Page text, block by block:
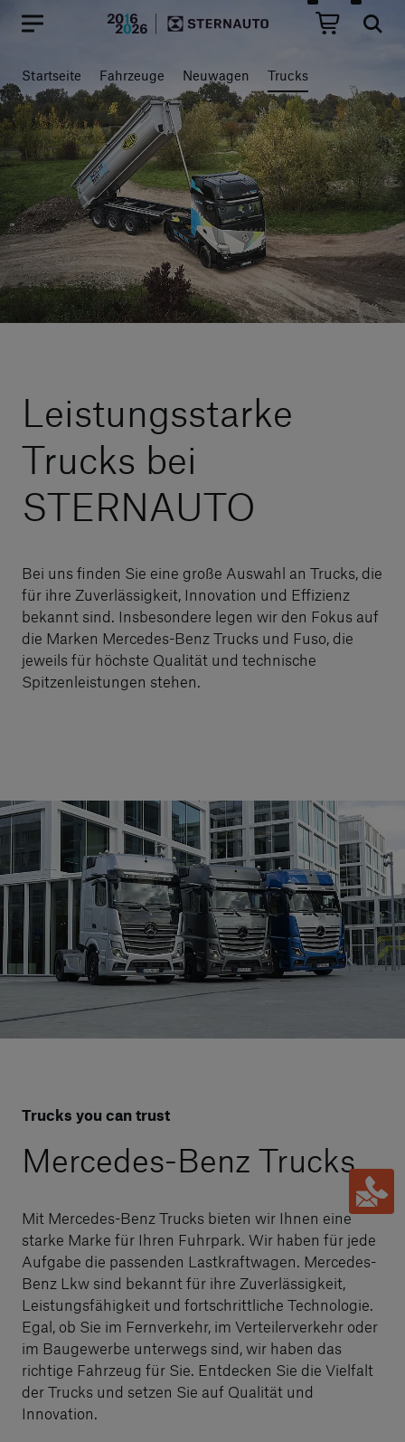
Hauptregion der Seite
Startseite Fahrzeuge Neuwagen Trucks
Leistungsstarke
Trucks bei
STERNAUTO
Bei uns finden Sie eine große Auswahl an Trucks, die
für ihre Zuverlässigkeit, Innovation und Effizienz
bekannt sind. Insbesondere legen wir den Fokus auf
die Marken Mercedes-Benz Trucks und Fuso, die
jeweils für höchste Qualität und technische
Spitzenleistungen stehen.
Trucks you can trust
Mercedes-Benz Trucks
Mit Mercedes-Benz Trucks bieten wir Ihnen eine
starke Marke für Ihren Fuhrpark. Wir haben für jede
Aufgabe die passenden Lastkraftwagen. Mercedes-
Benz Lkw sind bekannt für ihre Zuverlässigkeit,
Leistungsfähigkeit und fortschrittliche Technologie.
Egal, ob Sie im Fernverkehr, im Verteilerverkehr oder
im Baugewerbe unterwegs sind, wir haben das
richtige Fahrzeug für Sie. Entdecken Sie die Vielfalt
der Trucks und setzen Sie auf Qualität und
Innovation.